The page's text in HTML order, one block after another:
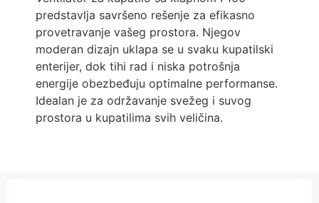
predstavlja savršeno rešenje za efikasno
provetravanje vašeg prostora. Njegov
moderan dizajn uklapa se u svaku kupatilski
enterijer, dok tihi rad i niska potrošnja
energije obezbeđuju optimalne performanse.
Idealan je za održavanje svežeg i suvog
prostora u kupatilima svih veličina.